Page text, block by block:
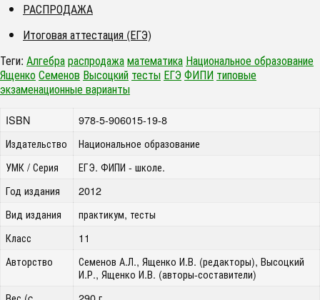
РАСПРОДАЖА
Итоговая аттестация (ЕГЭ)
Теги: Алгебрараспродажаматематика Национальное образование
ЯщенкоСеменов Высоцкий тесты ЕГЭФИПИ типовые
экзаменационные варианты
ISBN
978-5-906015-19-8
Издательство
Национальное образование
УМК / Серия
ЕГЭ. ФИПИ - школе.
Год издания
2012
Вид издания
практикум, тесты
Класс
11
Авторство
Семенов А.Л., Ященко И.В. (редакторы), Высоцкий
И.Р., Ященко И.В. (авторы-составители)